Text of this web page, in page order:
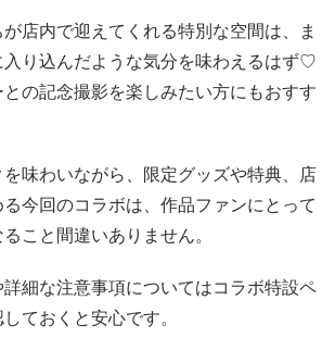
店内で迎えてくれる特別な空間は、ま
入り込んだような気分を味わえるはず♡
の記念撮影を楽しみたい方にもおすす
を味わいながら、限定グッズや特典、店
今回のコラボは、作品ファンにとって
こと間違いありません。
細な注意事項についてはコラボ特設ペ
ておくと安心です。